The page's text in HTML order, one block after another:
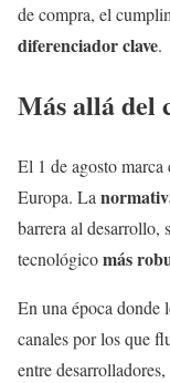
de compra, el
diferenciador clave.
Más allá del
El 1 de agosto
Europa. La
barrera al desarrollo,
tecnológicomás
En una época donde
canales por los que
entre